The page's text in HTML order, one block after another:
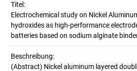
Titel:
Electrochemical study on Nickel
hydroxides as high-performance
batteries based on sodium alginate
Beschreibung:
(Abstract) Nickel aluminum layered